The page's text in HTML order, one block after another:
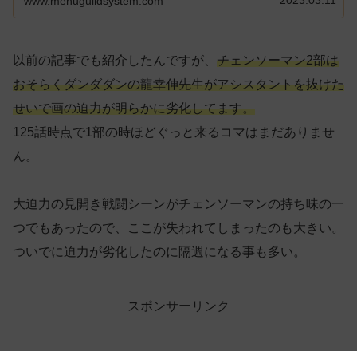
以前の記事でも紹介したんですが、 チェンソーマン2部は
おそらくダンダダンの龍幸伸先生がアシスタントを抜けた
せいで画の迫力が明らかに劣化してます。
125話時点で1部の時ほどぐっと来るコマはまだありませ
ん。
大迫力の見開き戦闘シーンがチェンソーマンの持ち味の一
つでもあったので、ここが失われてしまったのも大きい。
ついでに迫力が劣化したのに隔週になる事も多い。
スポンサーリンク